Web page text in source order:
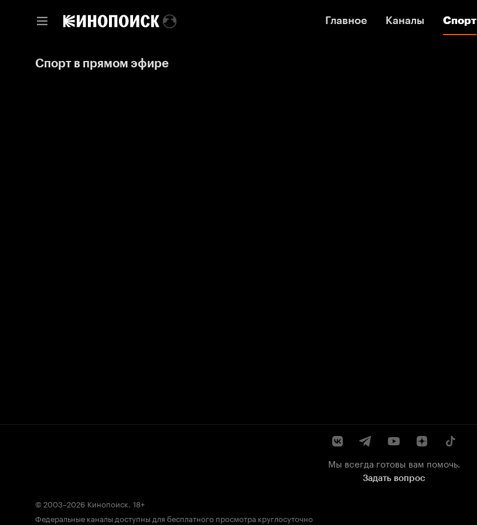
Главное Каналы Спорт
Главное Каналы Спорт
Спорт в прямом эфире
Мы всегда готовы вам помочь.
Задать вопрос
© 2003–2026 Кинопоиск. 18+
Федеральные каналы доступны для бесплатного просмотра круглосуточно